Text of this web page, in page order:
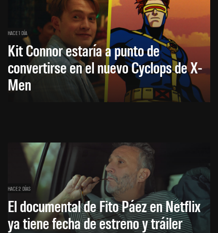
HACE 1 DÍA
Kit Connor estaría a punto de
convertirse en el nuevo Cyclops de X-
Men
HACE 2 DÍAS
El documental de Fito Páez en Netflix
ya tiene fecha de estreno y tráiler